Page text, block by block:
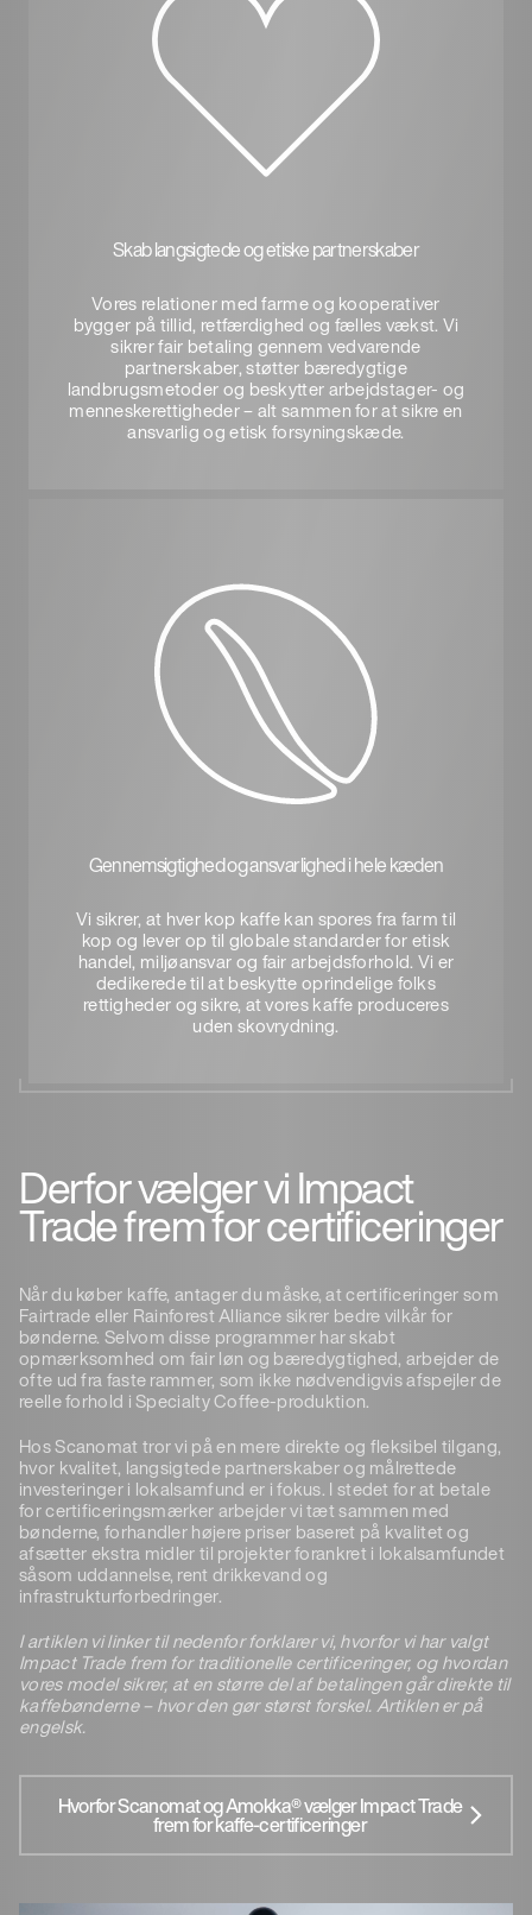
Skab langsigtede og etiske partnerskaber
Vores relationer med farme og kooperativer
bygger på tillid, retfærdighed og fælles vækst. Vi
sikrer fair betaling gennem vedvarende
partnerskaber, støtter bæredygtige
landbrugsmetoder og beskytter arbejdstager- og
menneskerettigheder – alt sammen for at sikre en
ansvarlig og etisk forsyningskæde.
Gennemsigtighed og ansvarlighed i hele kæden
Vi sikrer, at hver kop kaffe kan spores fra farm til
kop og lever op til globale standarder for etisk
handel, miljøansvar og fair arbejdsforhold. Vi er
dedikerede til at beskytte oprindelige folks
rettigheder og sikre, at vores kaffe produceres
uden skovrydning.
Derfor vælger vi Impact
Trade frem for certificeringer
Når du køber kaffe, antager du måske, at certificeringer som
Fairtrade eller Rainforest Alliance sikrer bedre vilkår for
bønderne. Selvom disse programmer har skabt
opmærksomhed om fair løn og bæredygtighed, arbejder de
ofte ud fra faste rammer, som ikke nødvendigvis afspejler de
reelle forhold i Specialty Coffee-produktion.
Hos Scanomat tror vi på en mere direkte og fleksibel tilgang,
hvor kvalitet, langsigtede partnerskaber og målrettede
investeringer i lokalsamfund er i fokus. I stedet for at betale
for certificeringsmærker arbejder vi tæt sammen med
bønderne, forhandler højere priser baseret på kvalitet og
afsætter ekstra midler til projekter forankret i lokalsamfundet
såsom uddannelse, rent drikkevand og
infrastrukturforbedringer.
I artiklen vi linker til nedenfor forklarer vi, hvorfor vi har valgt
Impact Trade frem for traditionelle certificeringer, og hvordan
vores model sikrer, at en større del af betalingen går direkte til
kaffebønderne – hvor den gør størst forskel. Artiklen er på
engelsk.
Hvorfor Scanomat og Amokka® vælger Impact Trade
frem for kaffe-certificeringer